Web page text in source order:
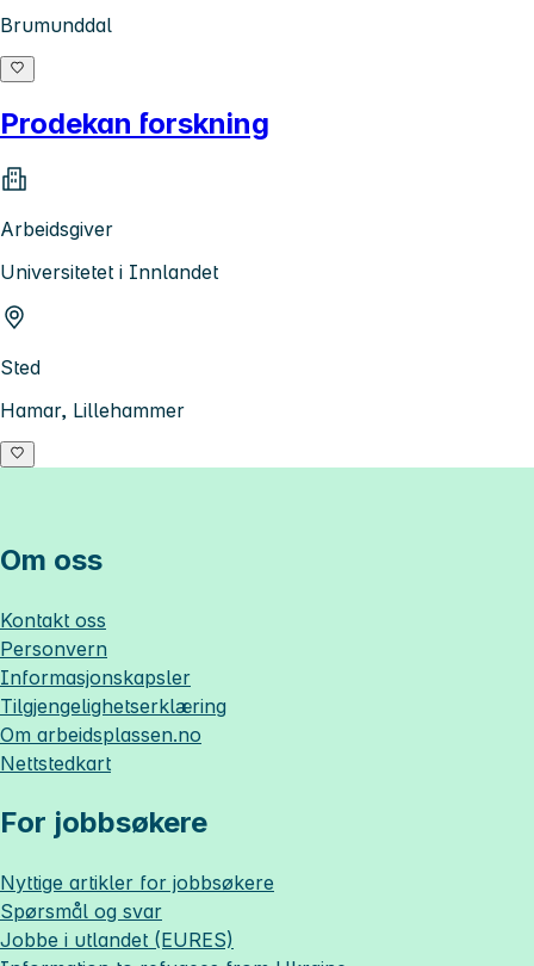
Brumunddal
Prodekan forskning
Arbeidsgiver
Universitetet i Innlandet
Sted
Hamar, Lillehammer
Om oss
Kontakt oss
Personvern
Informasjonskapsler
Tilgjengelighetserklæring
Om arbeidsplassen.no
Nettstedkart
For jobbsøkere
Nyttige artikler for jobbsøkere
Spørsmål og svar
Jobbe i utlandet (EURES)